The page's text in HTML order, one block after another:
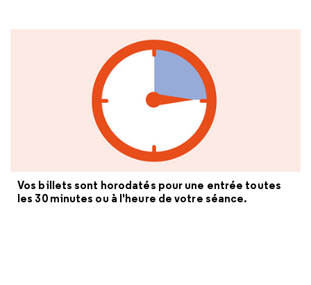
Vos billets sont horodatés pour une entrée toutes
les 30 minutes ou à l'heure de votre séance.